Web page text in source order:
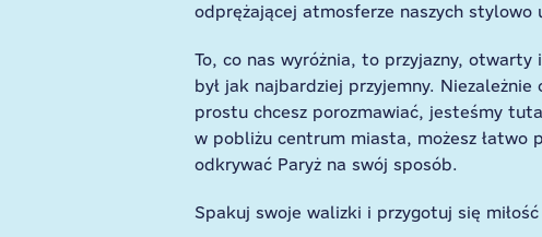
odprężającej atmosferze naszych stylowo
To, co nas wyróżnia, to przyjazny,
był jak najbardziej przyjemny.
prostu chcesz porozmawiać, jesteśmy
w pobliżu centrum miasta, możesz łatwo
odkrywać Paryż na swój sposób.
Spakuj swoje walizki i przygotuj się